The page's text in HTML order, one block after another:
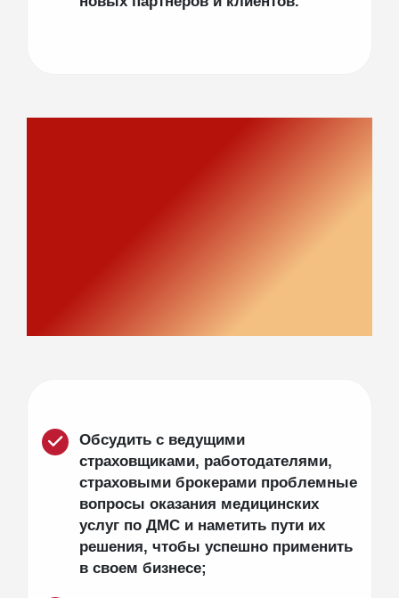
Обсудить с ведущими
страховщиками, работодателями,
страховыми брокерами проблемные
вопросы оказания медицинских
услуг по ДМС и наметить пути их
решения, чтобы успешно применить
в своем бизнесе;